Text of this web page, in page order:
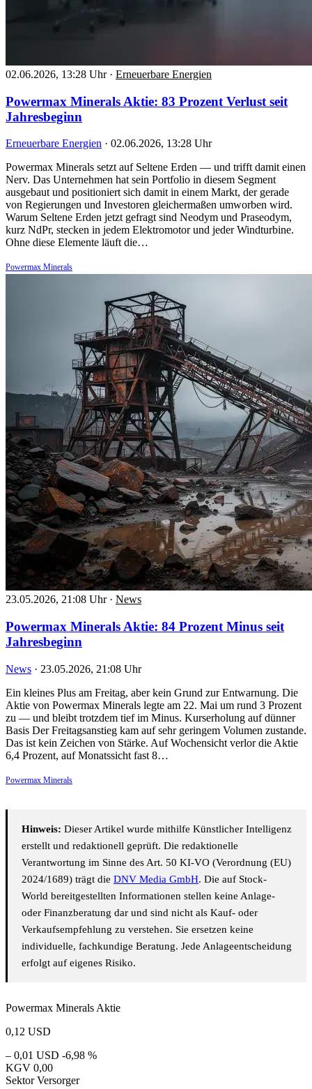
02.06.2026, 13:28 Uhr · Erneuerbare Energien
Powermax Minerals Aktie: 83 Prozent Verlust seit
Jahresbeginn
Erneuerbare Energien · 02.06.2026, 13:28 Uhr
Powermax Minerals setzt auf Seltene Erden — und trifft damit einen
Nerv. Das Unternehmen hat sein Portfolio in diesem Segment
ausgebaut und positioniert sich damit in einem Markt, der gerade
von Regierungen und Investoren gleichermaßen umworben wird.
Warum Seltene Erden jetzt gefragt sind Neodym und Praseodym,
kurz NdPr, stecken in jedem Elektromotor und jeder Windturbine.
Ohne diese Elemente läuft die…
Powermax Minerals
23.05.2026, 21:08 Uhr · News
Powermax Minerals Aktie: 84 Prozent Minus seit
Jahresbeginn
News · 23.05.2026, 21:08 Uhr
Ein kleines Plus am Freitag, aber kein Grund zur Entwarnung. Die
Aktie von Powermax Minerals legte am 22. Mai um rund 3 Prozent
zu — und bleibt trotzdem tief im Minus. Kurserholung auf dünner
Basis Der Freitagsanstieg kam auf sehr geringem Volumen zustande.
Das ist kein Zeichen von Stärke. Auf Wochensicht verlor die Aktie
6,4 Prozent, auf Monatssicht fast 8…
Powermax Minerals
Hinweis: Dieser Artikel wurde mithilfe Künstlicher Intelligenz
erstellt und redaktionell geprüft. Die redaktionelle
Verantwortung im Sinne des Art. 50 KI-VO (Verordnung (EU)
2024/1689) trägt die DNV Media GmbH. Die auf Stock-
World bereitgestellten Informationen stellen keine Anlage-
oder Finanzberatung dar und sind nicht als Kauf- oder
Verkaufsempfehlung zu verstehen. Sie ersetzen keine
individuelle, fachkundige Beratung. Jede Anlageentscheidung
erfolgt auf eigenes Risiko.
Powermax Minerals Aktie
0,12 USD
– 0,01 USD -6,98 %
KGV 0,00
Sektor Versorger